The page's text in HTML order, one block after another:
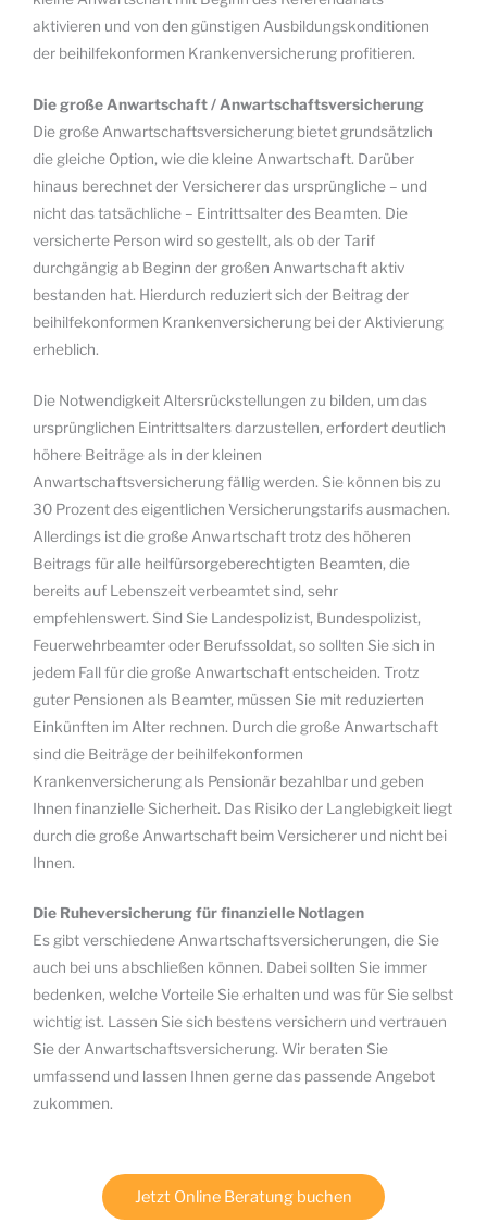
aktivieren und von den günstigen Ausbildungskonditionen
der beihilfekonformen Krankenversicherung profitieren.
Die große Anwartschaft / Anwartschaftsversicherung
Die große Anwartschaftsversicherung bietet grundsätzlich
die gleiche Option, wie die kleine Anwartschaft. Darüber
hinaus berechnet der Versicherer das ursprüngliche – und
nicht das tatsächliche – Eintrittsalter des Beamten. Die
versicherte Person wird so gestellt, als ob der Tarif
durchgängig ab Beginn der großen Anwartschaft aktiv
bestanden hat. Hierdurch reduziert sich der Beitrag der
beihilfekonformen Krankenversicherung bei der Aktivierung
erheblich.
Die Notwendigkeit Altersrückstellungen zu bilden, um das
ursprünglichen Eintrittsalters darzustellen, erfordert deutlich
höhere Beiträge als in der kleinen
Anwartschaftsversicherung fällig werden. Sie können bis zu
30 Prozent des eigentlichen Versicherungstarifs ausmachen.
Allerdings ist die große Anwartschaft trotz des höheren
Beitrags für alle heilfürsorgeberechtigten Beamten, die
bereits auf Lebenszeit verbeamtet sind, sehr
empfehlenswert. Sind Sie Landespolizist, Bundespolizist,
Feuerwehrbeamter oder Berufssoldat, so sollten Sie sich in
jedem Fall für die große Anwartschaft entscheiden. Trotz
guter Pensionen als Beamter, müssen Sie mit reduzierten
Einkünften im Alter rechnen. Durch die große Anwartschaft
sind die Beiträge der beihilfekonformen
Krankenversicherung als Pensionär bezahlbar und geben
Ihnen finanzielle Sicherheit. Das Risiko der Langlebigkeit liegt
durch die große Anwartschaft beim Versicherer und nicht bei
Ihnen.
Die Ruheversicherung für finanzielle Notlagen
Es gibt verschiedene Anwartschaftsversicherungen, die Sie
auch bei uns abschließen können. Dabei sollten Sie immer
bedenken, welche Vorteile Sie erhalten und was für Sie selbst
wichtig ist. Lassen Sie sich bestens versichern und vertrauen
Sie der Anwartschaftsversicherung. Wir beraten Sie
umfassend und lassen Ihnen gerne das passende Angebot
zukommen.
Jetzt Online Beratung buchen